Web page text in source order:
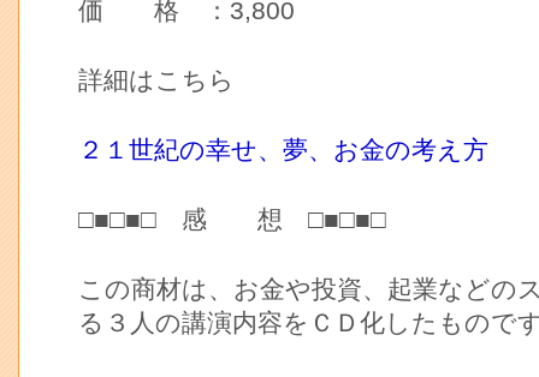
価 格 ：3,800
詳細はこちら
２１世紀の幸せ、夢、お金の考え方
□■□■□ 感 想 □■□■□
この商材は、お金や投資、起業などの
る３人の講演内容をＣＤ化したもので